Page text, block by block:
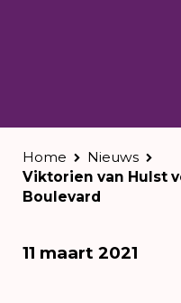
Home
Nieuws
Viktorien van Hulst
Boulevard
11 maart 2021